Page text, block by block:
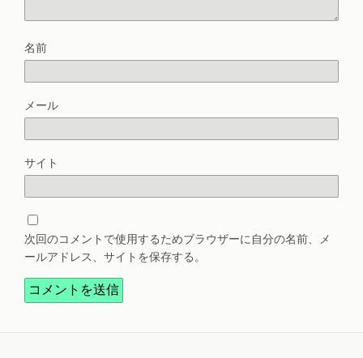
名前
メール
サイト
次回のコメントで使用するためブラウザーに自分の名前、メ
ールアドレス、サイトを保存する。